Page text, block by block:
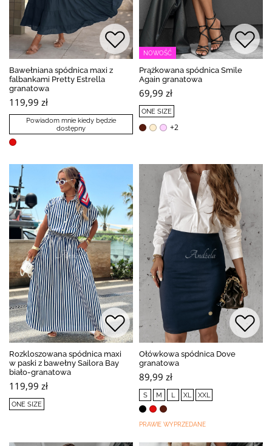
Bawełniana spódnica maxi z
falbankami Pretty Estrella
granatowa
119,99 zł
Powiadom mnie kiedy będzie
dostępny
NOWOŚĆ
Prążkowana spódnica Smile
Again granatowa
69,99 zł
ONE SIZE
+2
Rozkloszowana spódnica maxi
w paski z bawełny Sailora Bay
biało-granatowa
119,99 zł
ONE SIZE
Ołówkowa spódnica Dove
granatowa
89,99 zł
S M L XL XXL
PRAWIE WYPRZEDANE